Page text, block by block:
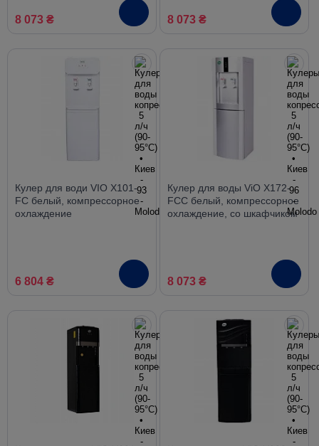
8 073 ₴ 8 073 ₴
Кулер для води VIO X101-
FC белый, компрессорное
охлаждение
6 804 ₴
Кулер для воды ViO X172-
FCC белый, компрессорное
охлаждение, со шкафчиком
8 073 ₴